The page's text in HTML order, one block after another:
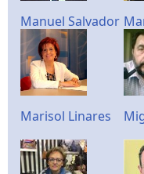
Manuel Salvador
Marisol Linares